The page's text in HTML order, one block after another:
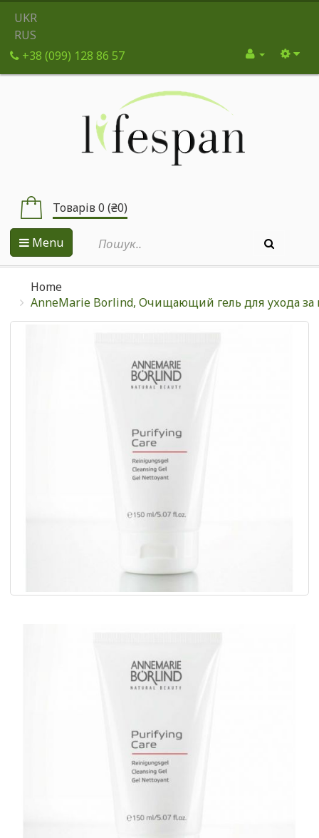
UKR
RUS
+38 (099) 128 86 57
Товарів 0 (₴0)
Menu
Home
AnneMarie Borlind, Очищающий гель для ухода за